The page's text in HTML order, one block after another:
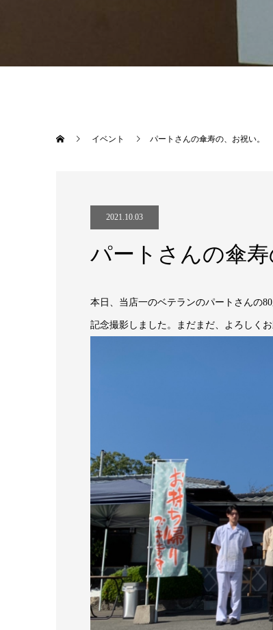
イベント パートさんの傘寿の、お祝い。
2021.10.03
パートさんの傘寿
本日、当店一のベテランのパートさんの80
記念撮影しました。まだまだ、よろしく